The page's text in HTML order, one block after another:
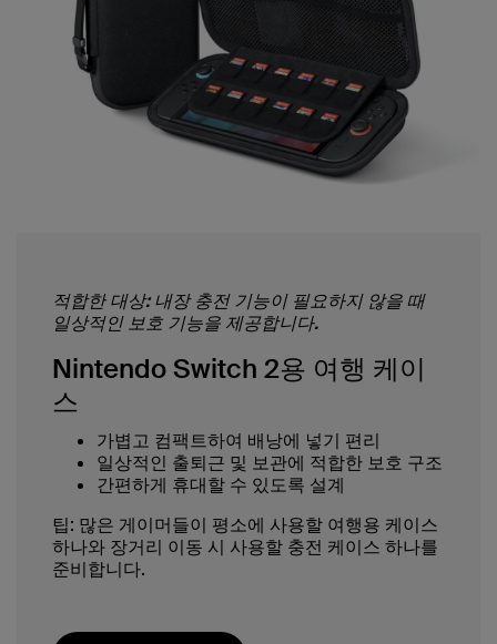
적합한 대상: 내장 충전 기능이 필요하지 않을 때
일상적인 보호 기능을 제공합니다.
Nintendo Switch 2용 여행 케이
스
가볍고 컴팩트하여 배낭에 넣기 편리
일상적인 출퇴근 및 보관에 적합한 보호 구조
간편하게 휴대할 수 있도록 설계
팁: 많은 게이머들이 평소에 사용할 여행용 케이스
하나와 장거리 이동 시 사용할 충전 케이스 하나를
준비합니다.